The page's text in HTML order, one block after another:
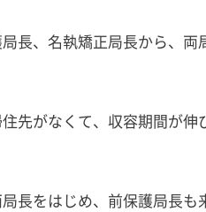
長、名執矯正局長から、
先がなくて、収容期間が
長をはじめ、前保護局長も